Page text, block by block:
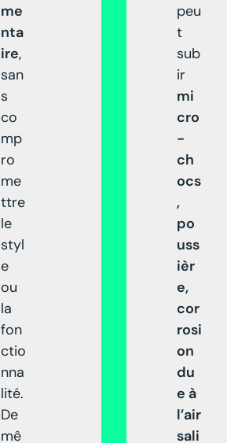
me
nta
ire,
san
s
co
mp
ro
me
ttre
le
styl
e
ou
la
fon
ctio
nna
lité.
De
mê
peu
t
sub
ir
mi
cro
-
ch
ocs
,
po
uss
ièr
e,
cor
rosi
on
du
e à
l’air
sali